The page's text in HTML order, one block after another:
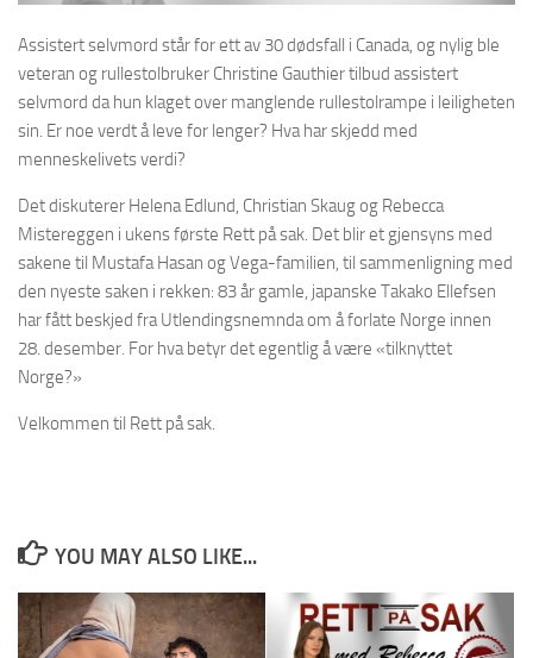
Assistert selvmord står for ett av 30 dødsfall i Canada, og nylig ble
veteran og rullestolbruker Christine Gauthier tilbud assistert
selvmord da hun klaget over manglende rullestolrampe i leiligheten
sin. Er noe verdt å leve for lenger? Hva har skjedd med
menneskelivets verdi?
Det diskuterer Helena Edlund, Christian Skaug og Rebecca
Mistereggen i ukens første Rett på sak. Det blir et gjensyns med
sakene til Mustafa Hasan og Vega-familien, til sammenligning med
den nyeste saken i rekken: 83 år gamle, japanske Takako Ellefsen
har fått beskjed fra Utlendingsnemnda om å forlate Norge innen
28. desember. For hva betyr det egentlig å være «tilknyttet
Norge?»
Velkommen til Rett på sak.
YOU MAY ALSO LIKE...